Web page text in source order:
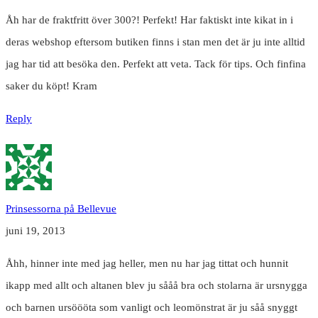
Åh har de fraktfritt över 300?! Perfekt! Har faktiskt inte kikat in i
deras webshop eftersom butiken finns i stan men det är ju inte alltid
jag har tid att besöka den. Perfekt att veta. Tack för tips. Och finfina
saker du köpt! Kram
Reply
Prinsessorna på Bellevue
juni 19, 2013
Åhh, hinner inte med jag heller, men nu har jag tittat och hunnit
ikapp med allt och altanen blev ju sååå bra och stolarna är ursnygga
och barnen ursöööta som vanligt och leomönstrat är ju såå snyggt